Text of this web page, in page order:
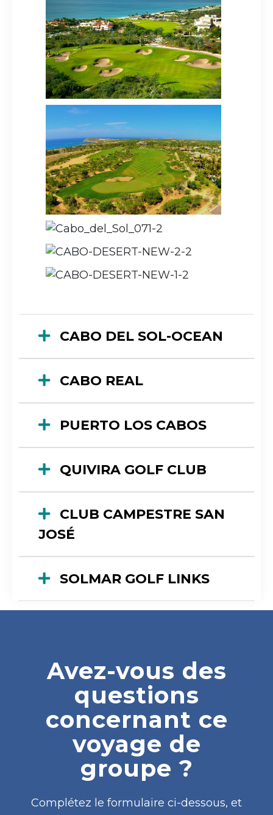
CABO DEL SOL-OCEAN
CABO REAL
PUERTO LOS CABOS
QUIVIRA GOLF CLUB
CLUB CAMPESTRE SAN
JOSÉ
SOLMAR GOLF LINKS
Avez-vous des
questions
concernant ce
voyage de
groupe ?
Complétez le formulaire ci-dessous, et